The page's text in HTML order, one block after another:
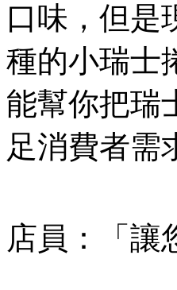
口味，但是
種的小瑞士
能幫你把瑞
足消費者需
店員：「讓